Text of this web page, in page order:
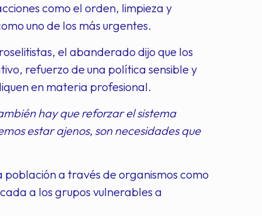
como el orden, limpieza y
uno de los más urgentes.
el abanderado dijo que los
refuerzo de una política sensible y
en materia profesional.
hay que reforzar el sistema
estar ajenos, son necesidades que
a través de organismos como
a los grupos vulnerables a